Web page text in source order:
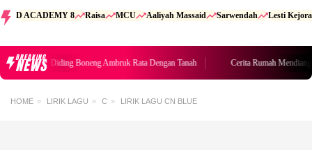
D ACADEMY 8 Raisa MCU Aaliyah Massaid Sarwendah Lesti Kejora
BREAKING
NEWS
Mendiang Diding Boneng Ambruk Rata Dengan Tanah Cerita Rumah
HOME LIRIK LAGU C LIRIK LAGU CN BLUE